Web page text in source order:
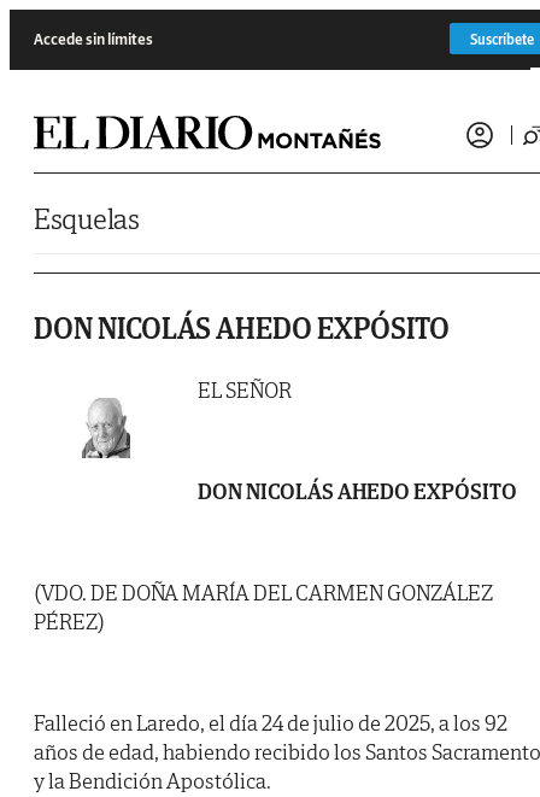
Accede sin límites Suscríbete
Esquelas
DON NICOLÁS AHEDO EXPÓSITO
EL SEÑOR
DON NICOLÁS AHEDO EXPÓSITO
(VDO. DE DOÑA MARÍA DEL CARMEN GONZÁLEZ
PÉREZ)
Falleció en Laredo, el día 24 de julio de 2025, a los 92
años de edad, habiendo recibido los Santos
y la Bendición Apostólica.